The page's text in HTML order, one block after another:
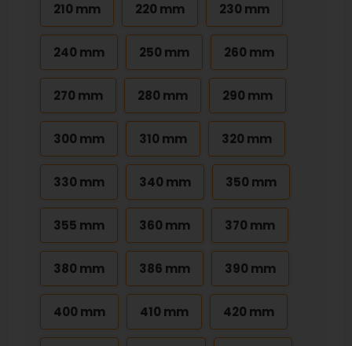
210 mm 220 mm 230 mm
240 mm 250 mm 260 mm
270 mm 280 mm 290 mm
300 mm 310 mm 320 mm
330 mm 340 mm 350 mm
355 mm 360 mm 370 mm
380 mm 386 mm 390 mm
400 mm 410 mm 420 mm